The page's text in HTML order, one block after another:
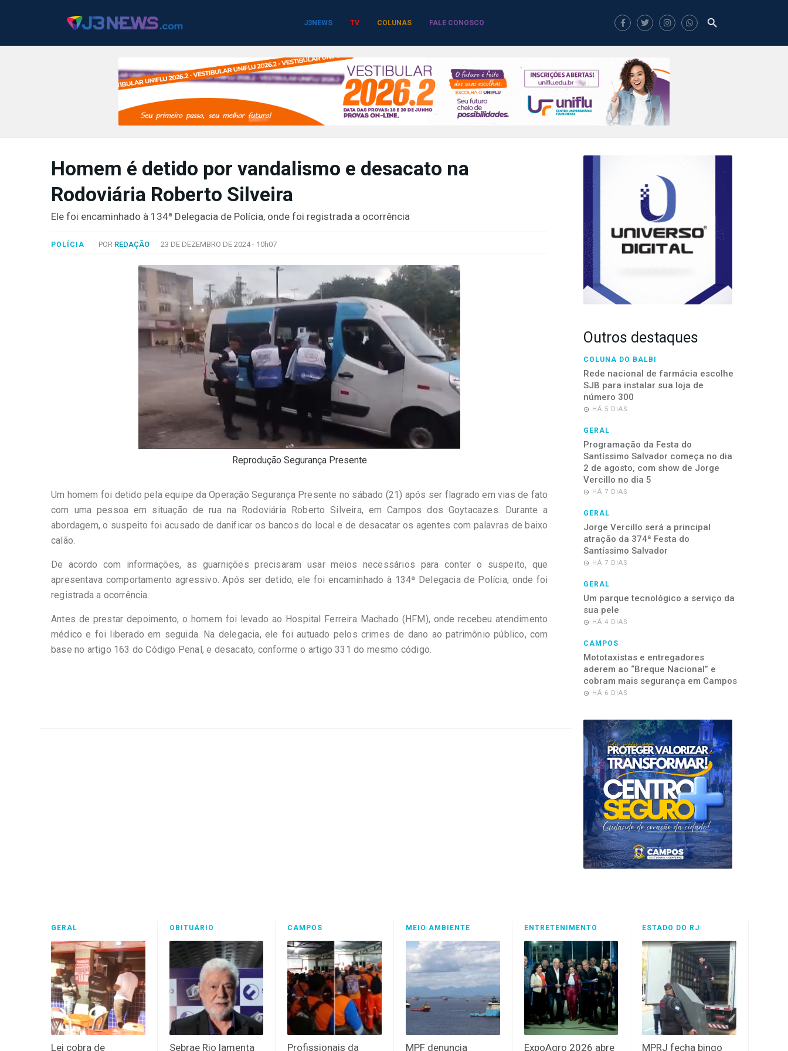
J3NEWS TV COLUNAS FALE CONOSCO
Homem é detido por vandalismo e desacato na
Rodoviária Roberto Silveira
Ele foi encaminhado à 134ª Delegacia de Polícia, onde foi registrada a ocorrência
POLÍCIA POR REDAÇÃO 23 DE DEZEMBRO DE 2024 - 10h07
Reprodução Segurança Presente
Um homem foi detido pela equipe da Operação Segurança Presente no sábado (21) após ser flagrado em vias de fato
com uma pessoa em situação de rua na Rodoviária Roberto Silveira, em Campos dos Goytacazes. Durante a
abordagem, o suspeito foi acusado de danificar os bancos do local e de desacatar os agentes com palavras de baixo
calão.
De acordo com informações, as guarnições precisaram usar meios necessários para conter o suspeito, que
apresentava comportamento agressivo. Após ser detido, ele foi encaminhado à 134ª Delegacia de Polícia, onde foi
registrada a ocorrência.
Antes de prestar depoimento, o homem foi levado ao Hospital Ferreira Machado (HFM), onde recebeu atendimento
médico e foi liberado em seguida. Na delegacia, ele foi autuado pelos crimes de dano ao patrimônio público, com
base no artigo 163 do Código Penal, e desacato, conforme o artigo 331 do mesmo código.
Outros destaques
COLUNA DO BALBI
Rede nacional de farmácia escolhe
SJB para instalar sua loja de
número 300
HÁ 5 DIAS
GERAL
Programação da Festa do
Santíssimo Salvador começa no dia
2 de agosto, com show de Jorge
Vercillo no dia 5
HÁ 7 DIAS
GERAL
Jorge Vercillo será a principal
atração da 374ª Festa do
Santíssimo Salvador
HÁ 7 DIAS
GERAL
Um parque tecnológico a serviço da
sua pele
HÁ 4 DIAS
CAMPOS
Mototaxistas e entregadores
aderem ao “Breque Nacional” e
cobram mais segurança em Campos
HÁ 6 DIAS
GERAL
Lei cobra de
OBITUÁRIO
Sebrae Rio lamenta
CAMPOS
Profissionais da
MEIO AMBIENTE
MPF denuncia
ENTRETENIMENTO
ExpoAgro 2026 abre
ESTADO DO RJ
MPRJ fecha bingo